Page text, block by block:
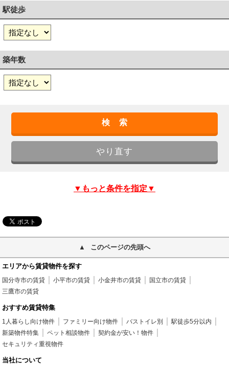
駅徒歩
築年数
▼もっと条件を指定▼
このページの先頭へ
エリアから賃貸物件を探す
国分寺市の賃貸 小平市の賃貸 小金井市の賃貸
国立市の賃貸
三鷹市の賃貸
おすすめ賃貸特集
1人暮らし向け物件 ファミリー向け物件 バストイレ別
駅徒歩5分以内
新築物件特集
ペット相談物件
契約金が安い！物件
セキュリティ重視物件
当社について